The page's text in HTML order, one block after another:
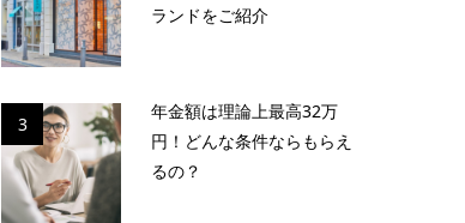
ランドをご紹介
3
年金額は理論上最高32万
円！どんな条件ならもらえ
るの？